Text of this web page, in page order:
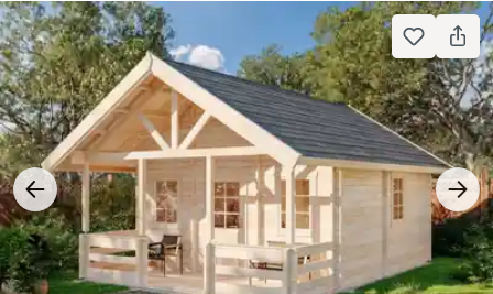
Bildergalerie überspringen